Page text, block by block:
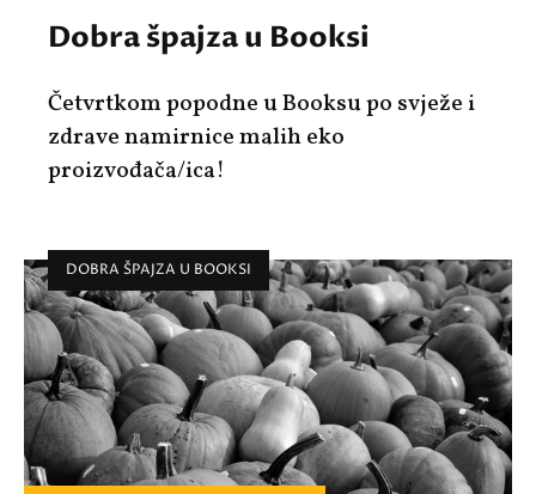
Dobra špajza u Booksi
Četvrtkom popodne u Booksu po svježe i
zdrave namirnice malih eko
proizvođača/ica!
DOBRA ŠPAJZA U BOOKSI